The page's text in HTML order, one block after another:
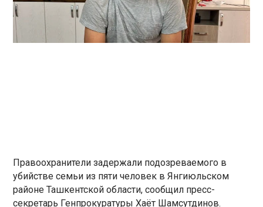
Правоохранители задержали подозреваемого в
убийстве семьи из пяти человек в Янгиюльском
районе Ташкентской области, сообщил пресс-
секретарь Генпрокуратуры Хаёт Шамсутдинов.